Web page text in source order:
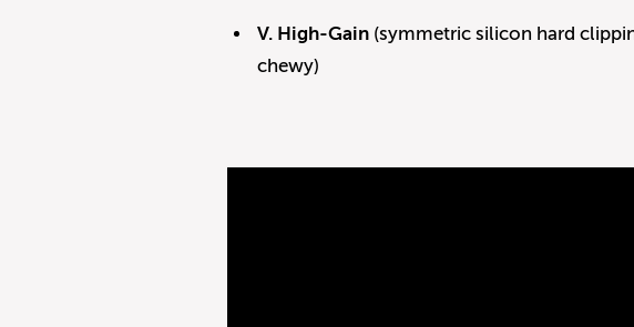
V. High-Gain(symmetric silicon hard
chewy)